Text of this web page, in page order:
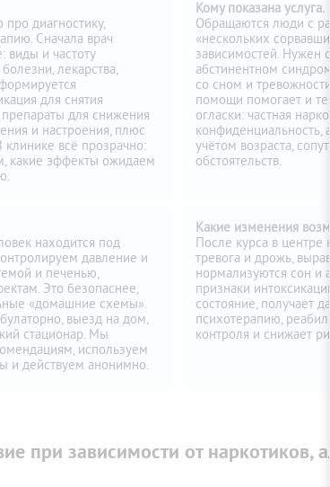
диагностику,
Сначала врач
виды и частоту
лекарства,
для снятия
для снижения
и настроения, плюс
клинике всё прозрачно:
какие эффекты ожидаем
Кому показана услуга.
Обращаются люди с
«нескольких
зависимостей. Нужен
абстинентном
со сном и
помощи помогает и
огласки: частная
конфиденциальность,
учётом возраста,
обстоятельств.
находится под
давление и
и печенью,
Это безопаснее,
«домашние схемы».
выезд на дом,
стационар. Мы
используем
и действуем анонимно.
Какие изменения
После курса в центре
тревога и дрожь,
нормализуются сон и
признаки
состояние, получает
психотерапию,
контроля и снижает
при зависимости от наркотиков,